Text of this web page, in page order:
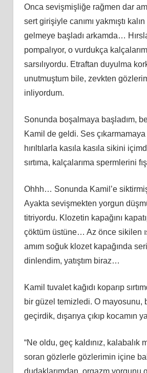
Onca sevişmişliğe rağmen dar
sert girişiyle canımı yakmıştı
gelmeye başladı arkamda…
pompalıyor, o vurdukça
sarsılıyordu. Etraftan duyulma
unutmuştum bile, zevkten
inliyordum.
Sonunda boşalmaya başladım,
Kamil de geldi. Ses çıkarmamaya
hırıltılarla kasıla kasıla sikini
sırtıma, kalçalarıma spermlerini
Ohhh… Sonunda Kamil’e
Ayakta sevişmekten yorgun
titriyordu. Klozetin kapağını
çöktüm üstüne… Az önce sikilen
amım soğuk klozet kapağında
dinlendim, yatıştım biraz…
Kamil tuvalet kağıdı koparıp
bir güzel temizledi. O mayosunu,
geçirdik, dışarıya çıkıp kocamın
“Ne oldu, geç kaldınız, kalabalık
soran gözlerle gözlerimin içine
dudaklarımdan, orgazm yorgunu